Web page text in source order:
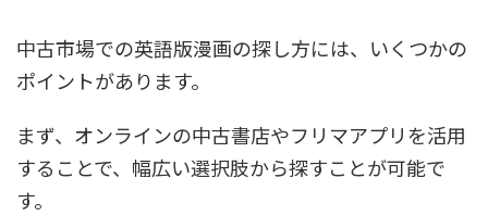
中古市場での英語版漫画の探し方には、いくつかの
ポイントがあります。
まず、オンラインの中古書店やフリマアプリを活用
することで、幅広い選択肢から探すことが可能で
す。